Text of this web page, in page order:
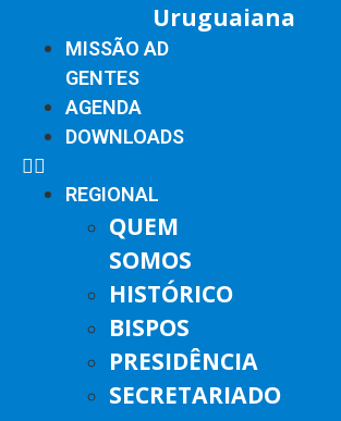
Uruguaiana
MISSÃO AD
GENTES
AGENDA
DOWNLOADS
REGIONAL
QUEM
SOMOS
HISTÓRICO
BISPOS
PRESIDÊNCIA
SECRETARIADO